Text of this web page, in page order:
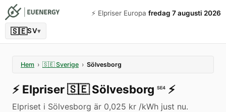
⚡️ Elpriser Europa fredag 7 augusti 2026
🇸🇪SV▾
Hem › 🇸🇪 Sverige › Sölvesborg
⚡️ Elpriser🇸🇪 Sölvesborg SE4 ⚡️
Elpriset i Sölvesborg är 0,025 kr /kWh just nu.